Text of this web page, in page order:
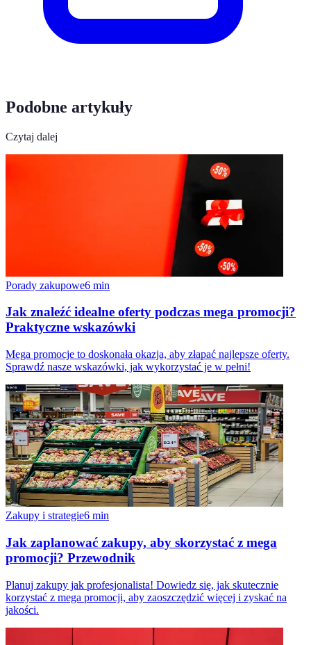
Podobne artykuły
Czytaj dalej
Porady zakupowe6 min
Jak znaleźć idealne oferty podczas mega promocji?
Praktyczne wskazówki
Mega promocje to doskonała okazja, aby złapać najlepsze oferty.
Sprawdź nasze wskazówki, jak wykorzystać je w pełni!
Zakupy i strategie6 min
Jak zaplanować zakupy, aby skorzystać z mega
promocji? Przewodnik
Planuj zakupy jak profesjonalista! Dowiedz się, jak skutecznie
korzystać z mega promocji, aby zaoszczędzić więcej i zyskać na
jakości.